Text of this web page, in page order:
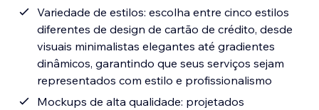
Variedade de estilos: escolha entre cinco estilos
diferentes de design de cartão de crédito, desde
visuais minimalistas elegantes até gradientes
dinâmicos, garantindo que seus serviços sejam
representados com estilo e profissionalismo
Mockups de alta qualidade: projetados